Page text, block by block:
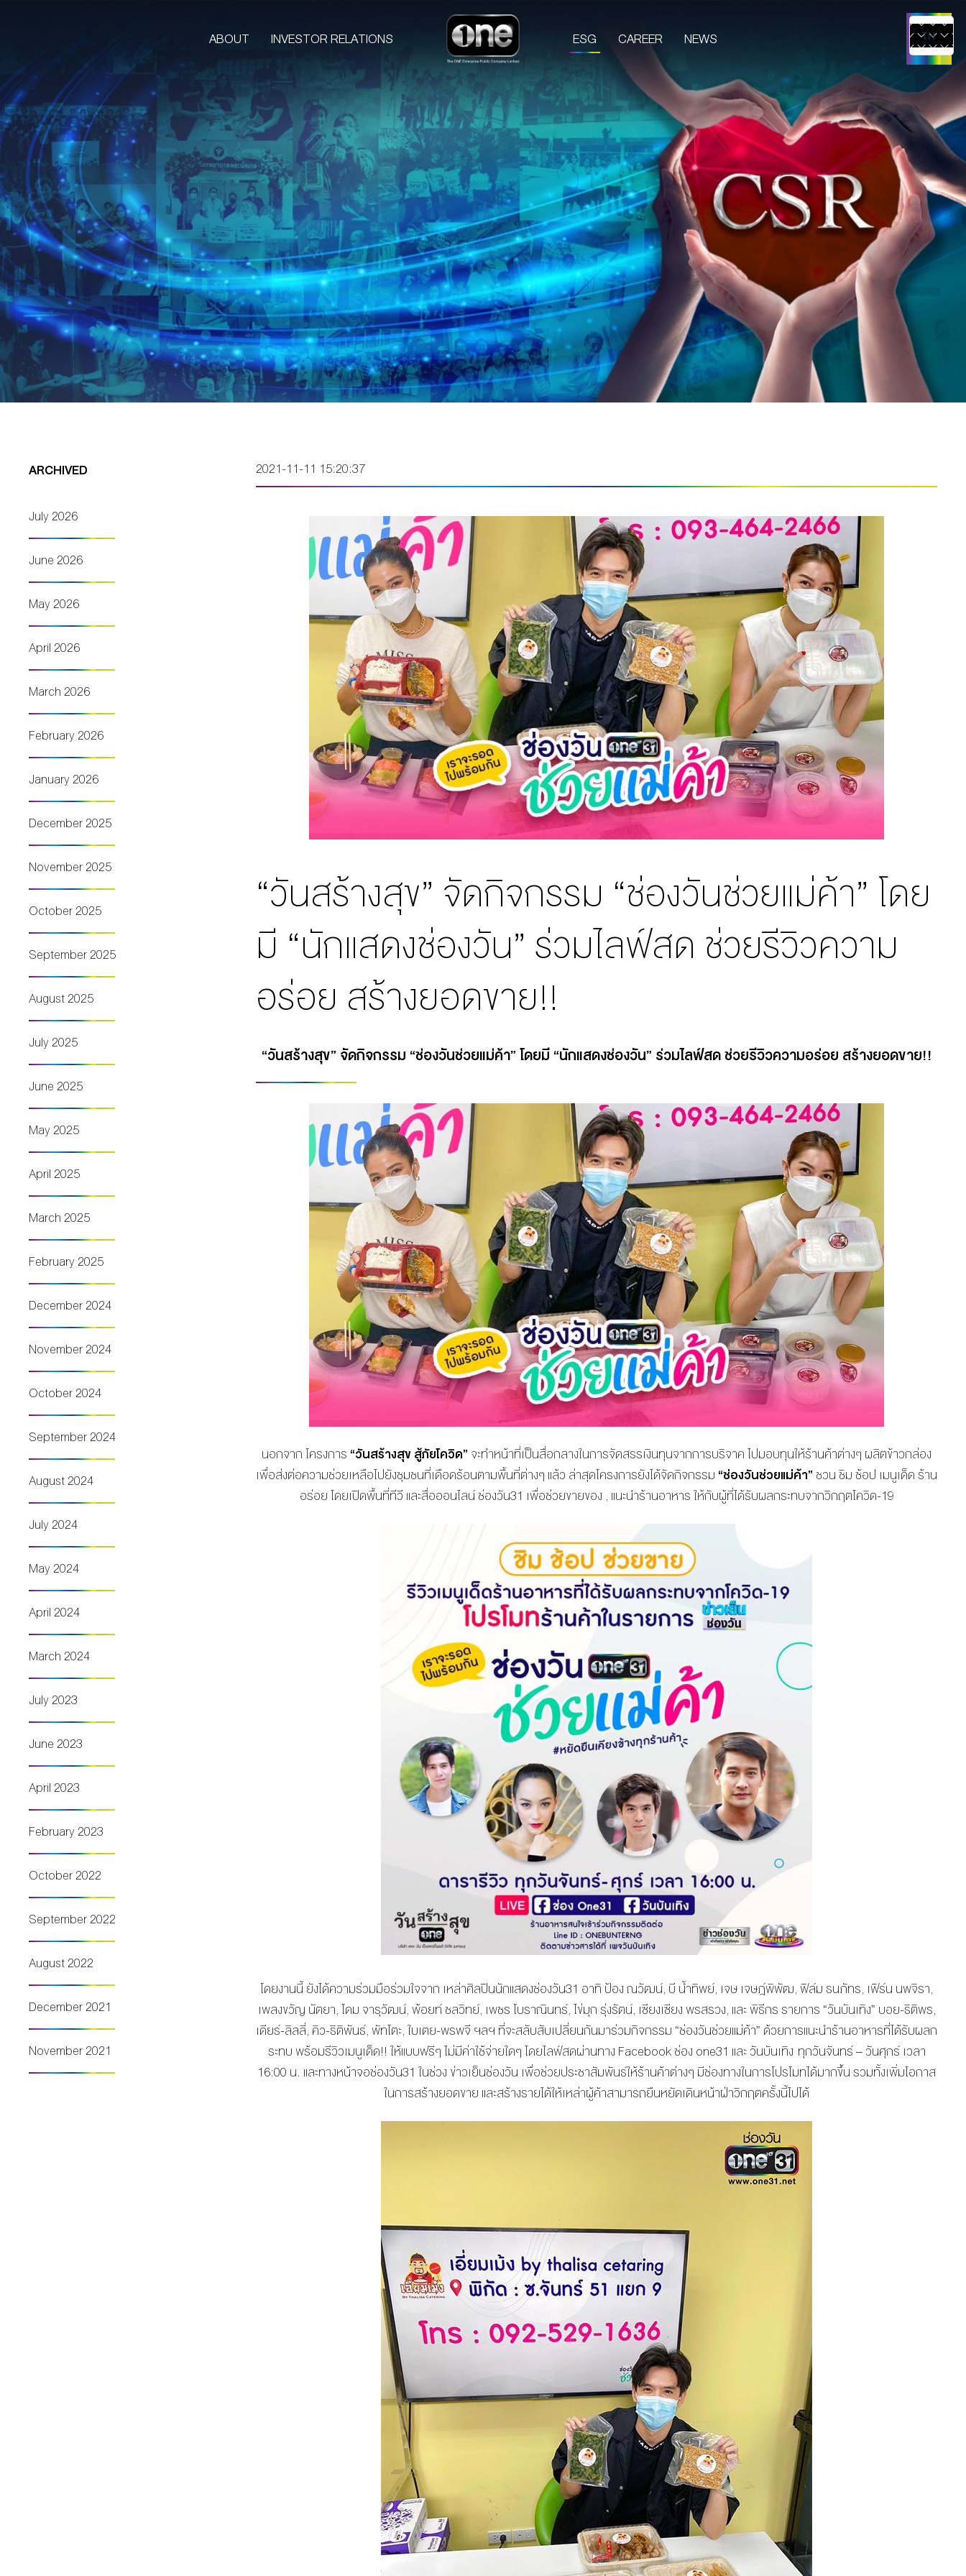
ABOUT INVESTOR RELATIONS ESG CAREER NEWS
TH
EN
ABOUT
CORPORATE
COMPANY’S BUSINESS
OUR VISION & MISSION
COMPANY BACKGROUND
LETTER FROM GROUP CEO
BOARD OF DIRECTORS
MANAGEMENT TEAM
ORGANIZATION CHART
AWARDS
COMPANIES
one31
GMM TV
CHANGE2561
GMM MEDIA
GMM STUDIOS
EXACT SCENARIO
ACTS STUDIO
PRODUCTS & SERVICES
CONTENT CREATOR
MEDIA
LIVE & EVENT
STUDIO RENTAL
ARTIST MANAGEMENT
MERCHANDISE
2021-11-11 15:20:37
“วันสร้างสุข” จัดกิจกรรม “ช่องวันช่วยแม่ค้า” โดย
มี “นักแสดงช่องวัน” ร่วมไลฟ์สด ช่วยรีวิวความ
อร่อย สร้างยอดขาย!!
“วันสร้างสุข” จัดกิจกรรม “ช่องวันช่วยแม่ค้า” โดยมี “นักแสดงช่องวัน” ร่วมไลฟ์สด ช่วยรีวิวความอร่อย สร้างยอดขาย!!
นอกจาก โครงการ “วันสร้างสุข สู้ภัยโควิด” จะทำหน้าที่เป็นสื่อกลางในการจัดสรรเงินทุนจากการบริจาค ไปมอบทุนให้ร้านค้าต่างๆ ผลิตข้าวกล่อง
เพื่อส่งต่อความช่วยเหลือไปยังชุมชนที่เดือดร้อนตามพื้นที่ต่างๆ แล้ว ล่าสุดโครงการยังได้จัดกิจกรรม “ช่องวันช่วยแม่ค้า”ชวน ชิม ช้อป เมนูเด็ด ร้าน
อร่อย โดยเปิดพื้นที่ทีวี และสื่อออนไลน์ ช่องวัน31 เพื่อช่วยขายของ , แนะนำร้านอาหาร ให้กับผู้ที่ได้รับผลกระทบจากวิกฤตโควิด-19
โดยงานนี้ ยังได้ความร่วมมือร่วมใจจาก เหล่าศิลปินนักแสดงช่องวัน31 อาทิ ป้อง ณวัฒน์, บี น้ำทิพย์, เจษ เจษฎ์พิพัฒ, ฟิล์ม ธนภัทร, เฟิร์น นพจิรา,
เพลงขวัญ นัตยา, โดม จารุวัฒน์, พ้อยท์ ชลวิทย์, เพชร โบราณินทร์, ไข่มุก รุ่งรัตน์, เซียงเซียง พรสรวง, และ พิธีกร รายการ “วันบันเทิง” บอย-ธิติพร,
เดียร์-ลิลลี่, คิว-ธิติพันธ์, พัทโตะ, ใบเตย-พรพจี ฯลฯ ที่จะสลับสับเปลี่ยนกันมาร่วมกิจกรรม “ช่องวันช่วยแม่ค้า” ด้วยการแนะนำร้านอาหารที่ได้รับผลก
ระทบ พร้อมรีวิวเมนูเด็ด!! ให้แบบฟรีๆ ไม่มีค่าใช้จ่ายใดๆ โดยไลฟ์สดผ่านทาง Facebook ช่อง one31 และ วันบันเทิง ทุกวันจันทร์ – วันศุกร์ เวลา
16:00 น. และทางหน้าจอช่องวัน31 ในช่วง ข่าวเย็นช่องวัน เพื่อช่วยประชาสัมพันธ์ให้ร้านค้าต่างๆ มีช่องทางในการโปรโมทได้มากขึ้น รวมทั้งเพิ่มโอกาส
ในการสร้างยอดขาย และสร้างรายได้ให้เหล่าผู้ค้าสามารถยืนหยัดเดินหน้าฝ่าวิกฤตครั้งนี้ไปได้
ARCHIVED
July 2026
June 2026
May 2026
April 2026
March 2026
February 2026
January 2026
December 2025
November 2025
October 2025
September 2025
August 2025
July 2025
June 2025
May 2025
April 2025
March 2025
February 2025
December 2024
November 2024
October 2024
September 2024
August 2024
July 2024
May 2024
April 2024
March 2024
July 2023
June 2023
April 2023
February 2023
October 2022
September 2022
August 2022
December 2021
November 2021